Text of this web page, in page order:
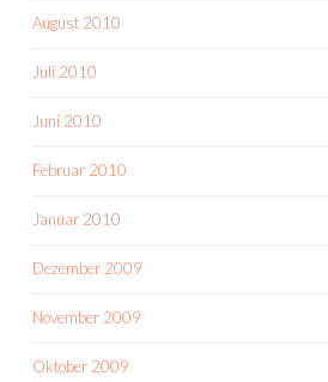
August 2010
Juli 2010
Juni 2010
Februar 2010
Januar 2010
Dezember 2009
November 2009
Oktober 2009